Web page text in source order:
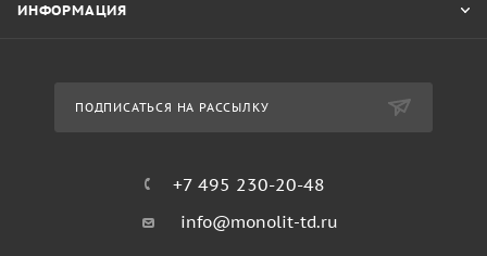
ИНФОРМАЦИЯ
ПОДПИСАТЬСЯ НА РАССЫЛКУ
+7 495 230-20-48
info@monolit-td.ru